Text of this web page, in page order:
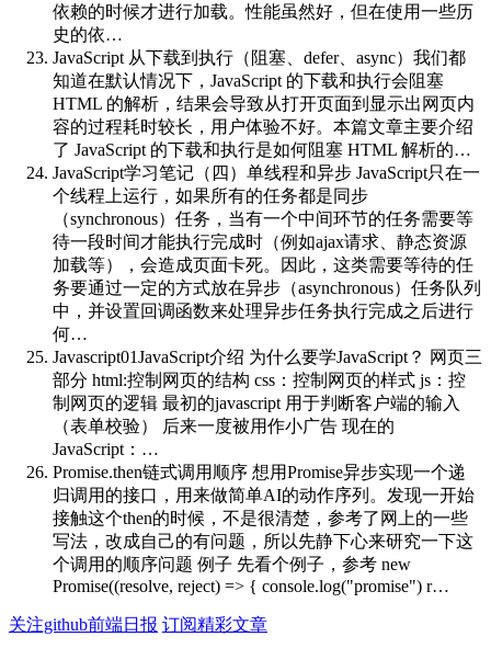
依赖的时候才进行加载。性能虽然好，但在使用一些历
史的依…
JavaScript 从下载到执行（阻塞、defer、async） 我们都
知道在默认情况下，JavaScript 的下载和执行会阻塞
HTML 的解析，结果会导致从打开页面到显示出网页内
容的过程耗时较长，用户体验不好。本篇文章主要介绍
了 JavaScript 的下载和执行是如何阻塞 HTML 解析的…
JavaScript学习笔记（四）单线程和异步 JavaScript只在一
个线程上运行，如果所有的任务都是同步
（synchronous）任务，当有一个中间环节的任务需要等
待一段时间才能执行完成时（例如ajax请求、静态资源
加载等），会造成页面卡死。因此，这类需要等待的任
务要通过一定的方式放在异步（asynchronous）任务队列
中，并设置回调函数来处理异步任务执行完成之后进行
何…
Javascript01JavaScript介绍 为什么要学JavaScript？ 网页三
部分 html:控制网页的结构 css：控制网页的样式 js：控
制网页的逻辑 最初的javascript 用于判断客户端的输入
（表单校验） 后来一度被用作小广告 现在的
JavaScript：…
Promise.then链式调用顺序 想用Promise异步实现一个递
归调用的接口，用来做简单AI的动作序列。发现一开始
接触这个then的时候，不是很清楚，参考了网上的一些
写法，改成自己的有问题，所以先静下心来研究一下这
个调用的顺序问题 例子 先看个例子，参考 new
Promise((resolve, reject) => { console.log("promise") r…
关注github前端日报 订阅精彩文章